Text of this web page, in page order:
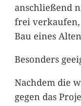
anschließend
frei verkaufen,
Bau eines
Besonders
Nachdem die
gegen das